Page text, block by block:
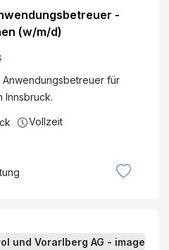
-
(w/m/d)
für
Innsbruck.
Vollzeit